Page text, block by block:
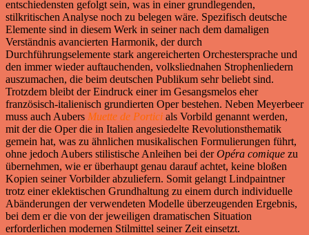
entschiedensten gefolgt sein, was in einer grundlegenden,
stilkritischen Analyse noch zu belegen wäre. Spezifisch deutsche
Elemente sind in diesem Werk in seiner nach dem damaligen
Verständnis avancierten Harmonik, der durch
Durchführungselemente stark angereicherten Orchestersprache und
den immer wieder auftauchenden, volksliednahen Strophenliedern
auszumachen, die beim deutschen Publikum sehr beliebt sind.
Trotzdem bleibt der Eindruck einer im Gesangsmelos eher
französisch-italienisch grundierten Oper bestehen. Neben Meyerbeer
muss auch Aubers Muette de Portici als Vorbild genannt werden,
mit der die Oper die in Italien angesiedelte Revolutionsthematik
gemein hat, was zu ähnlichen musikalischen Formulierungen führt,
ohne jedoch Aubers stilistische Anleihen bei derOpéra comique zu
übernehmen, wie er überhaupt genau darauf achtet, keine bloßen
Kopien seiner Vorbilder abzuliefern. Somit gelangt Lindpaintner
trotz einer eklektischen Grundhaltung zu einem durch individuelle
Abänderungen der verwendeten Modelle überzeugenden Ergebnis,
bei dem er die von der jeweiligen dramatischen Situation
erforderlichen modernen Stilmittel seiner Zeit einsetzt.